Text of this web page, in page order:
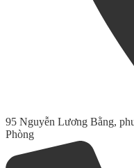
95 Nguyễn Lương Bằng,
Phòng